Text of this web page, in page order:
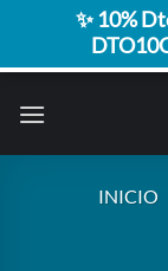
INICIO
✨ 10%